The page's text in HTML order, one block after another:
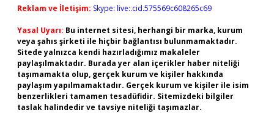
Reklam ve İletişim: Skype: live:.cid.575569c608265c69
Yasal Uyarı: Bu internet sitesi, herhangi bir marka, kurum
veya şahıs şirketi ile hiçbir bağlantısı bulunmamaktadır.
Sitede yalnızca kendi hazırladığımız makaleler
paylaşılmaktadır. Burada yer alan içerikler haber niteliği
taşımamakta olup, gerçek kurum ve kişiler hakkında
paylaşım yapılmamaktadır. Gerçek kurum ve kişiler ile isim
benzerlikleri tamamen tesadüfidir. Sitemizdeki bilgiler
taslak halindedir ve tavsiye niteliği taşımazlar.